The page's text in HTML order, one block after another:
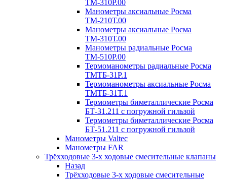
ТМ-310P.00
Манометры аксиальные Росма
ТМ-210Т.00
Манометры аксиальные Росма
ТМ-310Т.00
Манометры радиальные Росма
ТМ-510P.00
Термоманометры радиальные Росма
ТМТБ-31P.1
Термоманометры аксиальные Росма
ТМТБ-31Т.1
Термометры биметаллические Росма
БТ-31.211 с погружной гильзой
Термометры биметаллические Росма
БТ-51.211 с погружной гильзой
Манометры Valtec
Манометры FAR
Трёхходовые 3-х ходовые смесительные клапаны
Назад
Трёхходовые 3-х ходовые смесительные